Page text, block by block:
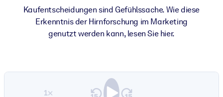
Kaufentscheidungen sind Gefühlssache. Wie diese
Erkenntnis der Hirnforschung im Marketing
genutzt werden kann, lesen Sie hier.
1×